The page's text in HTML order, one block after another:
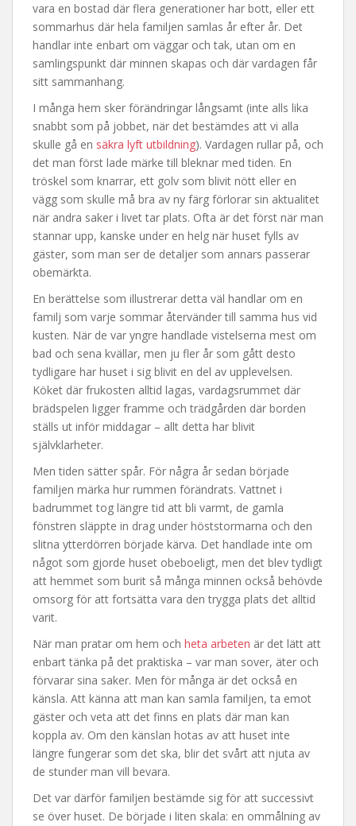
vara en bostad där flera generationer har bott, eller ett
sommarhus där hela familjen samlas år efter år. Det
handlar inte enbart om väggar och tak, utan om en
samlingspunkt där minnen skapas och där vardagen får
sitt sammanhang.
I många hem sker förändringar långsamt (inte alls lika
snabbt som på jobbet, när det bestämdes att vi alla
skulle gå en säkra lyft utbildning). Vardagen rullar på, och
det man först lade märke till bleknar med tiden. En
tröskel som knarrar, ett golv som blivit nött eller en
vägg som skulle må bra av ny färg förlorar sin aktualitet
när andra saker i livet tar plats. Ofta är det först när man
stannar upp, kanske under en helg när huset fylls av
gäster, som man ser de detaljer som annars passerar
obemärkta.
En berättelse som illustrerar detta väl handlar om en
familj som varje sommar återvänder till samma hus vid
kusten. När de var yngre handlade vistelserna mest om
bad och sena kvällar, men ju fler år som gått desto
tydligare har huset i sig blivit en del av upplevelsen.
Köket där frukosten alltid lagas, vardagsrummet där
brädspelen ligger framme och trädgården där borden
ställs ut inför middagar – allt detta har blivit
självklarheter.
Men tiden sätter spår. För några år sedan började
familjen märka hur rummen förändrats. Vattnet i
badrummet tog längre tid att bli varmt, de gamla
fönstren släppte in drag under höststormarna och den
slitna ytterdörren började kärva. Det handlade inte om
något som gjorde huset obeboeligt, men det blev tydligt
att hemmet som burit så många minnen också behövde
omsorg för att fortsätta vara den trygga plats det alltid
varit.
När man pratar om hem och heta arbeten är det lätt att
enbart tänka på det praktiska – var man sover, äter och
förvarar sina saker. Men för många är det också en
känsla. Att känna att man kan samla familjen, ta emot
gäster och veta att det finns en plats där man kan
koppla av. Om den känslan hotas av att huset inte
längre fungerar som det ska, blir det svårt att njuta av
de stunder man vill bevara.
Det var därför familjen bestämde sig för att successivt
se över huset. De började i liten skala: en ommålning av